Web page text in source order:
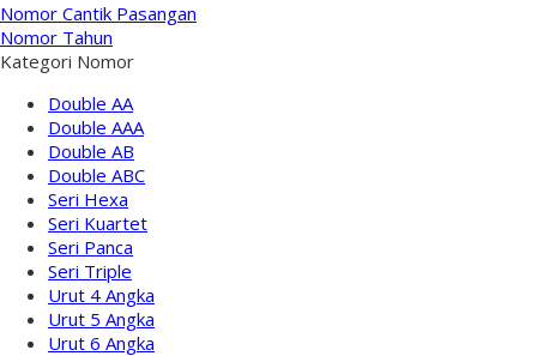
Nomor Cantik Pasangan
Nomor Tahun
Kategori Nomor
Double AA
Double AAA
Double AB
Double ABC
Seri Hexa
Seri Kuartet
Seri Panca
Seri Triple
Urut 4 Angka
Urut 5 Angka
Urut 6 Angka